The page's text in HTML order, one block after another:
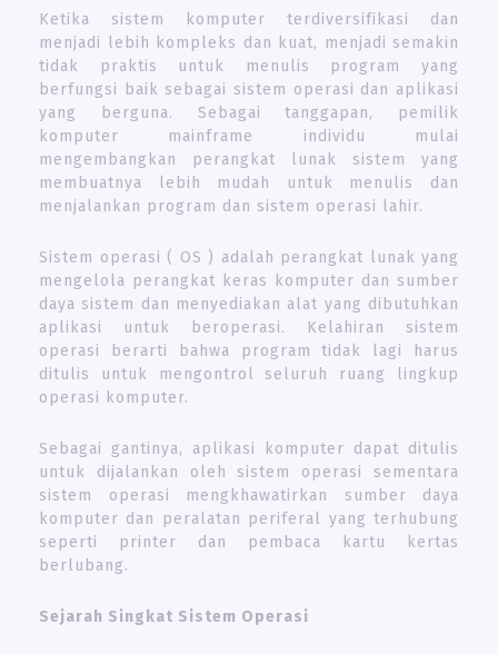
Ketika sistem komputer terdiversifikasi dan
menjadi lebih kompleks dan kuat, menjadi semakin
tidak praktis untuk menulis program yang
berfungsi baik sebagai sistem operasi dan aplikasi
yang berguna. Sebagai tanggapan, pemilik
komputer mainframe individu mulai
mengembangkan perangkat lunak sistem yang
membuatnya lebih mudah untuk menulis dan
menjalankan program dan sistem operasi lahir.
Sistem operasi ( OS ) adalah perangkat lunak yang
mengelola perangkat keras komputer dan sumber
daya sistem dan menyediakan alat yang dibutuhkan
aplikasi untuk beroperasi. Kelahiran sistem
operasi berarti bahwa program tidak lagi harus
ditulis untuk mengontrol seluruh ruang lingkup
operasi komputer.
Sebagai gantinya, aplikasi komputer dapat ditulis
untuk dijalankan oleh sistem operasi sementara
sistem operasi mengkhawatirkan sumber daya
komputer dan peralatan periferal yang terhubung
seperti printer dan pembaca kartu kertas
berlubang.
Sejarah Singkat Sistem Operasi